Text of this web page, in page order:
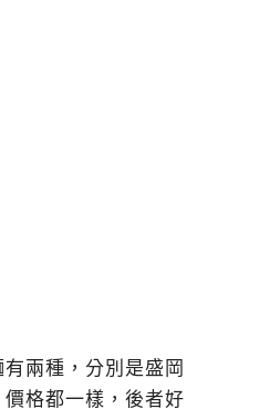
有兩種，分別是盛岡
格都一樣，後者好